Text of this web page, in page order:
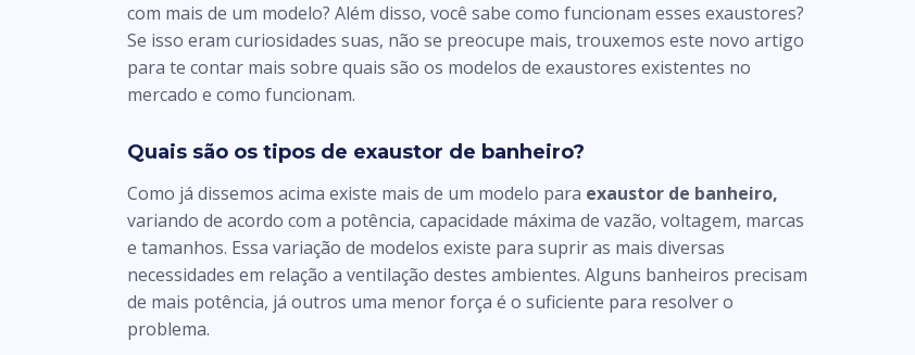
com mais de um modelo? Além disso, você sabe como funcionam esses exaustores?
Se isso eram curiosidades suas, não se preocupe mais, trouxemos este novo artigo
para te contar mais sobre quais são os modelos de exaustores existentes no
mercado e como funcionam.
Quais são os tipos de exaustor de banheiro?
Como já dissemos acima existe mais de um modelo para exaustor de banheiro,
variando de acordo com a potência, capacidade máxima de vazão, voltagem, marcas
e tamanhos. Essa variação de modelos existe para suprir as mais diversas
necessidades em relação a ventilação destes ambientes. Alguns banheiros precisam
de mais potência, já outros uma menor força é o suficiente para resolver o
problema.